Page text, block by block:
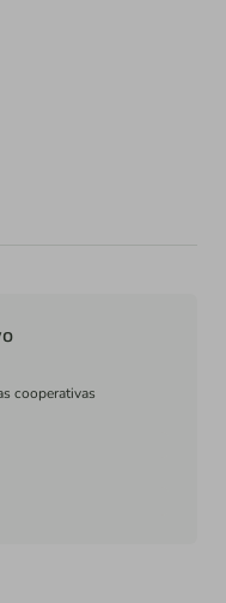
cooperativas